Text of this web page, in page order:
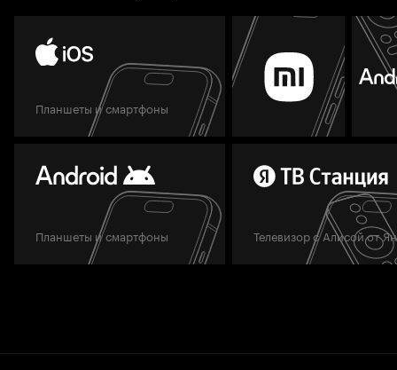
Планшеты и смартфоны
Планшеты и смартфоны Телевизор с Алисой от